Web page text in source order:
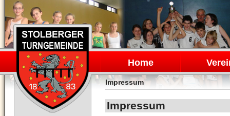
Navigation
überspringen
Home
Impressum
Impressum